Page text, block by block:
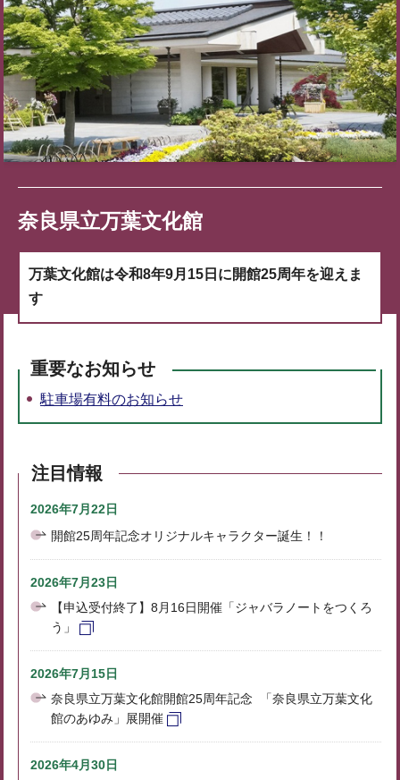
奈良県立万葉文化館
万葉文化館は令和8年9月15日に開館25周年を迎えま
す
重要なお知らせ
駐車場有料のお知らせ
注目情報
2026年7月22日
開館25周年記念オリジナルキャラクター誕生！！
2026年7月23日
【申込受付終了】8月16日開催「ジャバラノートをつくろ
う」
2026年7月15日
奈良県立万葉文化館開館25周年記念 「奈良県立万葉文化
館のあゆみ」展開催
2026年4月30日